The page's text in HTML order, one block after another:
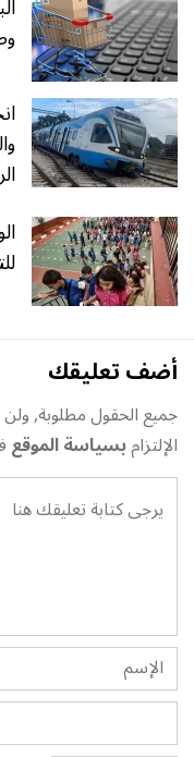
أضف تعليقك
جميع الحقول مطلوبة,
الإلتزامبسياسة الموقع